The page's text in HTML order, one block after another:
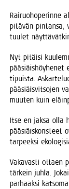
Rai­ruo­ho­pe­rin­ne
pitä­vän pin­tan­sa,
tuu­let
Nyt pitäi­si
tipuis­ta.
pää­siäis­vit­so­jen
muu­ten kuin
Itse en jak­sa olla
pää­siäis­ko­ris­teet
tar­peek­si
Vaka­vas­ti ottaen
tär­kein juh­la.
par­haak­si